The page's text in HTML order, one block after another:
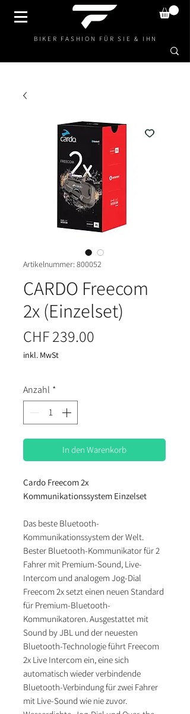
BIKER FASHION FÜR SIE & IHN
Artikelnummer: 800052
CARDO Freecom
2x (Einzelset)
CHF 239.00
inkl. MwSt
Anzahl *
In den Warenkorb
Cardo Freecom 2x
Kommunikationssystem Einzelset
Das beste Bluetooth-
Kommunikationssystem der Welt.
Bester Bluetooth-Kommunikator für 2
Fahrer mit Premium-Sound, Live-
Intercom und analogem Jog-Dial
Freecom 2x setzt einen neuen Standard
für Premium-Bluetooth-
Kommunikatoren. Ausgestattet mit
Sound by JBL und der neuesten
Bluetooth-Technologie führt Freecom
2x Live Intercom ein, eine sich
automatisch wieder verbindende
Bluetooth-Verbindung für zwei Fahrer
mit Live-Sound wie nie zuvor.